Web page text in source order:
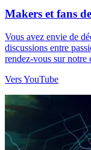
Makers et fans
Vous avez envie de
discussions entre
rendez-vous sur notre
Vers YouTube